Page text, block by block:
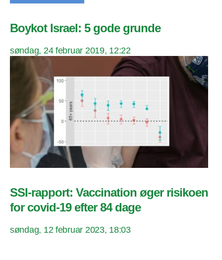
Boykot Israel: 5 gode grunde
søndag, 24 februar 2019, 12:22
SSI-rapport: Vaccination øger risikoen
for covid-19 efter 84 dage
søndag, 12 februar 2023, 18:03